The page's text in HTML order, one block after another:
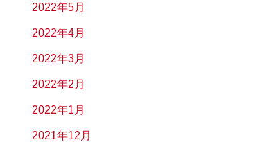
2022年5月
2022年4月
2022年3月
2022年2月
2022年1月
2021年12月